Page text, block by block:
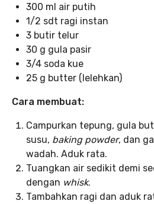
300 ml air putih
1/2 sdt ragi instan
3 butir telur
30 g gula pasir
3/4 soda kue
25 g butter (lelehkan)
Cara membuat:
Campurkan tepung, gula
susu, baking powder, dan
wadah. Aduk rata.
Tuangkan air sedikit demi
dengan whisk.
Tambahkan ragi dan aduk